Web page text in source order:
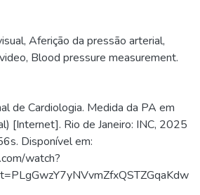
, Aferição da pressão arterial,
, Blood pressure measurement.
de Cardiologia. Medida da PA em
[Internet]. Rio de Janeiro: INC, 2025
Disponível em:
watch?